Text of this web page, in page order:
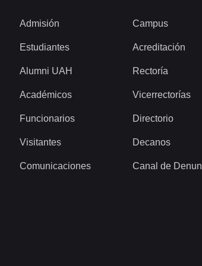
Admisión
Estudiantes
Alumni UAH
Académicos
Funcionarios
Visitantes
Comunicaciones
Campus
Acreditación
Rectoría
Vicerrectorías
Directorio
Decanos
Canal de